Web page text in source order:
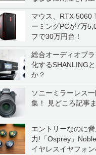
マウス、RTX 5060
ーミングPCが7万
フで30万円台！
総合オーディオブ
化するSHANLING
か？
ソニーミラーレス
集！ 見どころ記事
エントリーなのに
力!「Osprey」
イヤレスイヤフォン